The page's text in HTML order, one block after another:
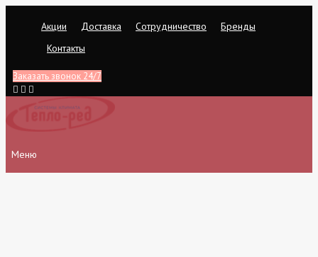
содержимому
Акции Доставка Сотрудничество
Бренды
Контакты
Заказать звонок 24/7
Меню